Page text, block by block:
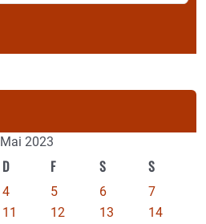
Mai 2023
D F S S
4 5 6
7
11 12 13
14